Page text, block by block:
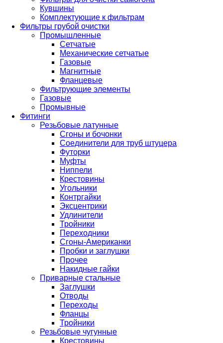
Кувшины
Комплектующие к фильтрам
Фильтры грубой очистки
Промышленные
Сетчатые
Механические сетчатые
Газовые
Магнитные
Фланцевые
Фильтрующие элементы
Газовые
Промывные
Фитинги
Резьбовые латунные
Сгоны и бочонки
Соединители для труб штуцера
Футорки
Муфты
Ниппели
Крестовины
Угольники
Контргайки
Эксцентрики
Удлинители
Тройники
Переходники
Сгоны-Американки
Пробки и заглушки
Прочее
Накидные гайки
Приварные стальные
Заглушки
Отводы
Переходы
Фланцы
Тройники
Резьбовые чугунные
Крестовины